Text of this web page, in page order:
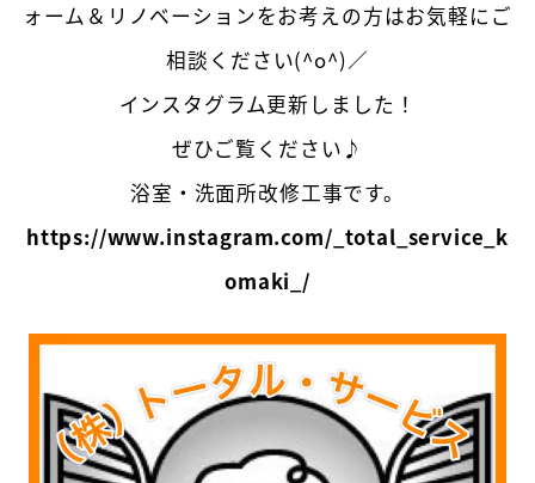
ォーム＆リノベーションをお考えの方はお気軽にご
相談ください(^o^)／
インスタグラム更新しました！
ぜひご覧ください♪
浴室・洗面所改修工事です。
https://www.instagram.com/_total_service_k
omaki_/